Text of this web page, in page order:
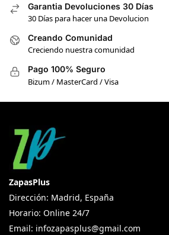
Garantia Devoluciones 30 Días
30 Días para hacer una Devolucion
Creando Comunidad
Creciendo nuestra comunidad
Pago 100% Seguro
Bizum / MasterCard / Visa
ZapasPlus
Dirección: Madrid, España
Horario: Online 24/7
Email: infozapasplus@gmail.com